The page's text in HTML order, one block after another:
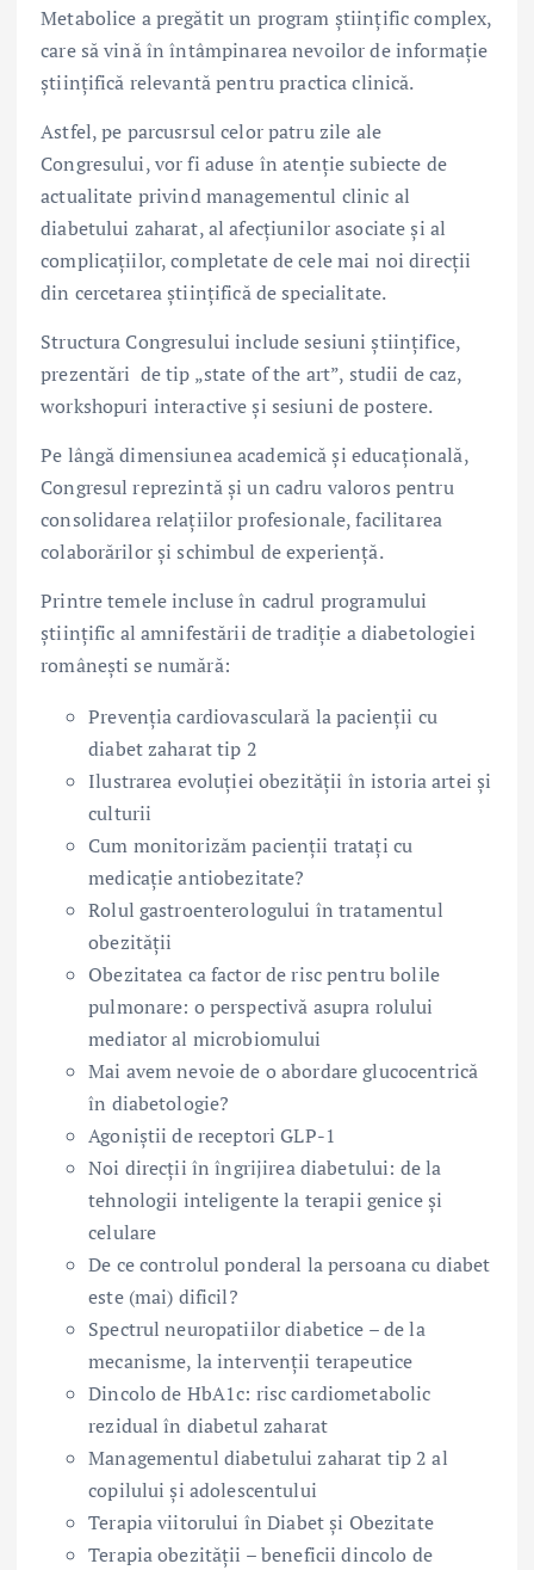
Metabolice a pregătit un program științific complex,
care să vină în întâmpinarea nevoilor de informație
științifică relevantă pentru practica clinică.
Astfel, pe parcusrsul celor patru zile ale
Congresului, vor fi aduse în atenție subiecte de
actualitate privind managementul clinic al
diabetului zaharat, al afecțiunilor asociate și al
complicațiilor, completate de cele mai noi direcții
din cercetarea științifică de specialitate.
Structura Congresului include sesiuni științifice,
prezentări de tip „state of the art”, studii de caz,
workshopuri interactive și sesiuni de postere.
Pe lângă dimensiunea academică și educațională,
Congresul reprezintă și un cadru valoros pentru
consolidarea relațiilor profesionale, facilitarea
colaborărilor și schimbul de experiență.
Printre temele incluse în cadrul programului
științific al amnifestării de tradiție a diabetologiei
românești se numără:
Prevenția cardiovasculară la pacienții cu
diabet zaharat tip 2
Ilustrarea evoluției obezității în istoria artei și
culturii
Cum monitorizăm pacienții tratați cu
medicație antiobezitate?
Rolul gastroenterologului în tratamentul
obezității
Obezitatea ca factor de risc pentru bolile
pulmonare: o perspectivă asupra rolului
mediator al microbiomului
Mai avem nevoie de o abordare glucocentrică
în diabetologie?
Agoniștii de receptori GLP-1
Noi direcții în îngrijirea diabetului: de la
tehnologii inteligente la terapii genice și
celulare
De ce controlul ponderal la persoana cu diabet
este (mai) dificil?
Spectrul neuropatiilor diabetice – de la
mecanisme, la intervenții terapeutice
Dincolo de HbA1c: risc cardiometabolic
rezidual în diabetul zaharat
Managementul diabetului zaharat tip 2 al
copilului și adolescentului
Terapia viitorului în Diabet și Obezitate
Terapia obezității – beneficii dincolo de